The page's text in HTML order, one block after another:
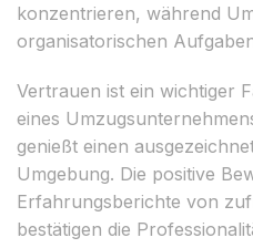
konzentrieren, während
organisatorischen
Vertrauen ist ein wichtiger
eines
genießt einen
Umgebung. Die positive
Erfahrungsberichte von
bestätigen die